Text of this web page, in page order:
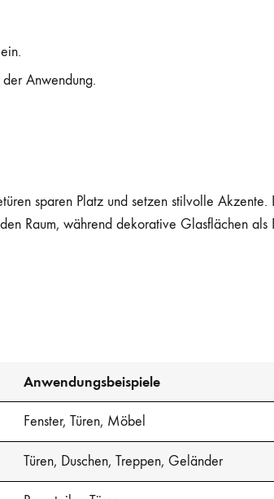
Anwendung.
sparen Platz und setzen stilvolle Akzente.
Raum, während dekorative Glasflächen als
Anwendungsbeispiele
Fenster, Türen, Möbel
Türen, Duschen, Treppen, Geländer